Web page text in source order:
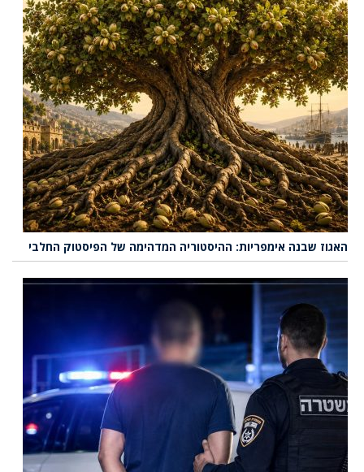
האגוז שבנה אימפריות: ההיסטוריה המדהימה של הפיסטוק החלבי